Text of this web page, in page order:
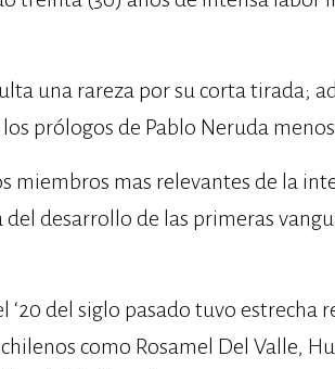
una rareza por su corta tirada;
prólogos de Pablo Neruda menos
miembros mas relevantes de la
desarrollo de las primeras
‘20 del siglo pasado tuvo estrecha
como Rosamel Del Valle,